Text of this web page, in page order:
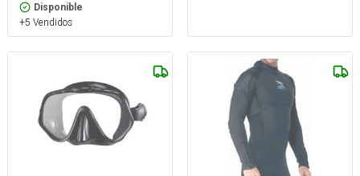
Disponible
+5 Vendidos